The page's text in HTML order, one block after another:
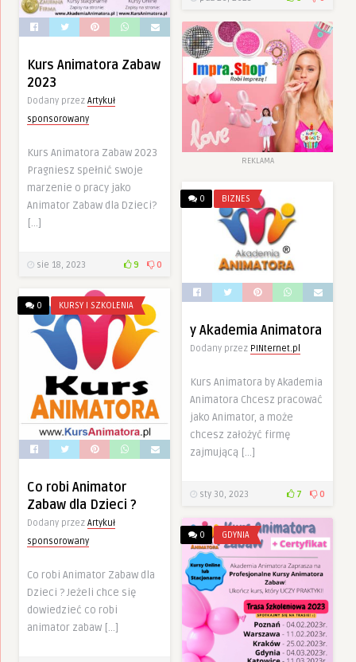
Kurs Animatora Zabaw
2023
Dodany przez Artykuł
sponsorowany
Kurs Animatora Zabaw 2023
Pragniesz spełnić swoje
marzenie o pracy jako
Animator Zabaw dla Dzieci?
[…]
sie 18, 2023 9 0
REKLAMA
0 BIZNES
y Akademia Animatora
Dodany przez PINternet.pl
Kurs Animatora by Akademia
Animatora Chcesz pracować
jako Animator, a może
chcesz założyć firmę
zajmującą […]
sty 30, 2023 7 0
0 KURSY I SZKOLENIA
Co robi Animator
Zabaw dla Dzieci ?
Dodany przez Artykuł
sponsorowany
Co robi Animator Zabaw dla
Dzieci ? Jeżeli chce się
dowiedzieć co robi
animator zabaw […]
0 GDYNIA